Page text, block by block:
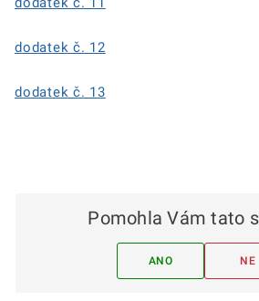
dodatek č. 12
dodatek č. 13
Pomohla Vám tato
ANO NE